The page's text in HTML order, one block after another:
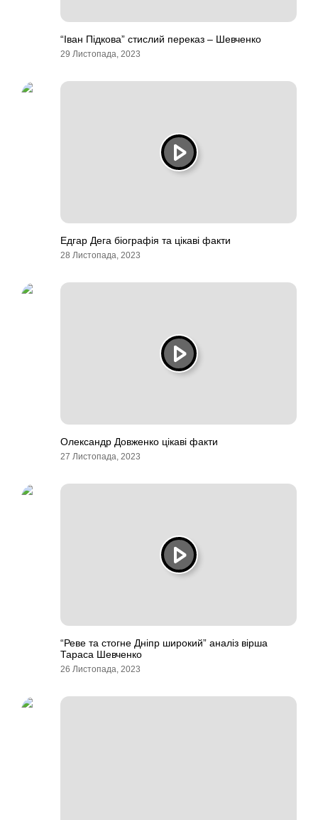
“Іван Підкова” стислий переказ – Шевченко
29 Листопада, 2023
Едгар Дега біографія та цікаві факти
28 Листопада, 2023
Олександр Довженко цікаві факти
27 Листопада, 2023
“Реве та стогне Дніпр широкий” аналіз вірша
Тараса Шевченко
26 Листопада, 2023